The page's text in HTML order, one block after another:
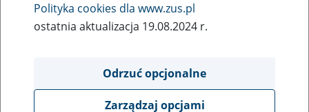
Polityka cookies dla www.zus.pl
ostatnia aktualizacja 19.08.2024 r.
Odrzuć opcjonalne
Zarządzaj opcjami